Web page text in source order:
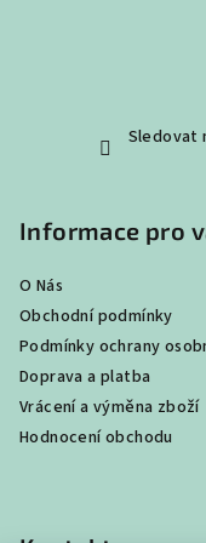
Sledovat
Informace pro
O Nás
Obchodní podmínky
Podmínky ochrany
Doprava a platba
Vrácení a výměna zboží
Hodnocení obchodu